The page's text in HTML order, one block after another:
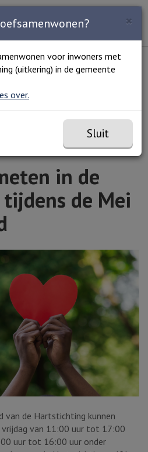
in de Bibliotheek tijdens de
in de
de Mei
van de Hartstichting kunnen
vrijdag van 11:00 uur tot 17:00
uur tot 16:00 uur onder
×
voor inwoners met
(uitkering) in de gemeente
over.
Sluit